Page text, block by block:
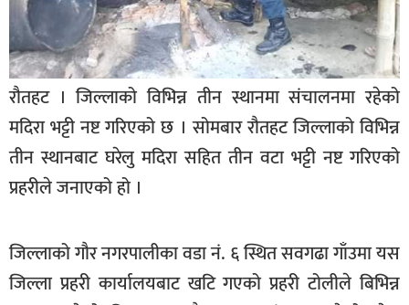
प्रमुख
समाचार
राष्ट्रिय
अन्तराष्ट्रिय
अन्तरबार्ता
अर्थ
रौतहट । जिल्लाको विभिन्न तीन स्थानमा संचालनमा रहेको
मदिरा भट्टी नष्ट गरिएको छ । सोमबार रौतहट जिल्लाको विभिन्न
तीन स्थानबाट घरेलु मदिरा सहित तीन वटा भट्टी नष्ट गरिएको
प्रहरीले जनाएको हो ।
जिल्लाको गौर नगरपालीका वडा नं. ६ स्थित सवगढा गाँउमा यस
जिल्ला प्रहरी कार्यालयबाट खटि गएको प्रहरी टोलीले बिभिन्न